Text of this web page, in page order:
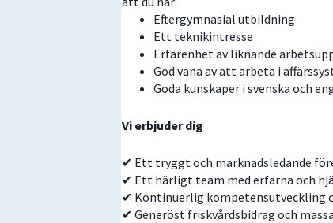
Eftergymnasial utbildning
Ett teknikintresse
Erfarenhet av liknande
God vana av att arbeta i
Goda kunskaper i svenska och
Vi erbjuder dig
✔ Ett tryggt och marknadsledande
✔ Ett härligt team med erfarna och
✔ Kontinuerlig kompetensutveckling
✔ Generöst friskvårdsbidrag och